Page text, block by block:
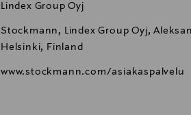
Lindex Group Oyj
Stockmann, Lindex Group Oyj,
Helsinki, Finland
www.stockmann.com/asiakaspalvelu